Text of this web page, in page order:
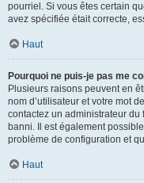
pourriel. Si vous êtes certain
avez spécifiée était correcte,
Haut
Pourquoi ne puis-je pas me
Plusieurs raisons peuvent en
nom d’utilisateur et votre mot
contactez un administrateur
banni. Il est également
problème de configuration et
Haut